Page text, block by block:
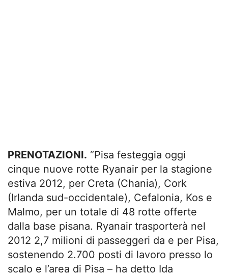
PRENOTAZIONI. “Pisa festeggia oggi
cinque nuove rotte Ryanair per la stagione
estiva 2012, per Creta (Chania), Cork
(Irlanda sud-occidentale), Cefalonia, Kos e
Malmo, per un totale di 48 rotte offerte
dalla base pisana. Ryanair trasporterà nel
2012 2,7 milioni di passeggeri da e per Pisa,
sostenendo 2.700 posti di lavoro presso lo
scalo e l’area di Pisa – ha detto Ida